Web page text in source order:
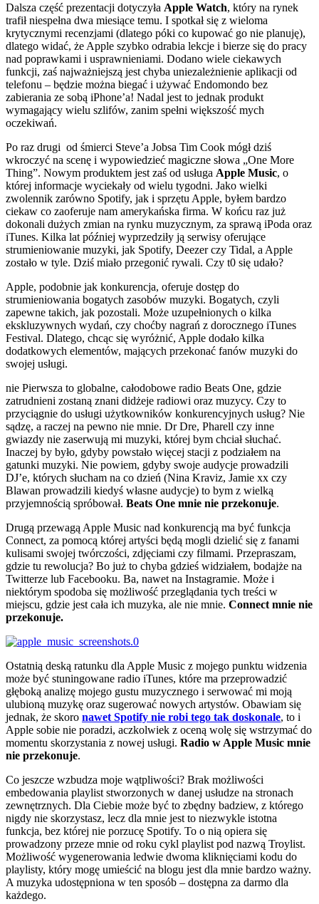
Dalsza część prezentacji dotyczyła Apple Watch, który na rynek
trafił niespełna dwa miesiące temu. I spotkał się z wieloma
krytycznymi recenzjami (dlatego póki co kupować go nie planuję),
dlatego widać, że Apple szybko odrabia lekcje i bierze się do pracy
nad poprawkami i usprawnieniami. Dodano wiele ciekawych
funkcji, zaś najważniejszą jest chyba uniezależnienie aplikacji od
telefonu – będzie można biegać i używać Endomondo bez
zabierania ze sobą iPhone’a! Nadal jest to jednak produkt
wymagający wielu szlifów, zanim spełni większość mych
oczekiwań.
Po raz drugi od śmierci Steve’a Jobsa Tim Cook mógł dziś
wkroczyć na scenę i wypowiedzieć magiczne słowa „One More
Thing”. Nowym produktem jest zaś od usługa Apple Music, o
której informacje wyciekały od wielu tygodni. Jako wielki
zwolennik zarówno Spotify, jak i sprzętu Apple, byłem bardzo
ciekaw co zaoferuje nam amerykańska firma. W końcu raz już
dokonali dużych zmian na rynku muzycznym, za sprawą iPoda oraz
iTunes. Kilka lat później wyprzedziły ją serwisy oferujące
strumieniowanie muzyki, jak Spotify, Deezer czy Tidal, a Apple
zostało w tyle. Dziś miało przegonić rywali. Czy t0 się udało?
Apple, podobnie jak konkurencja, oferuje dostęp do
strumieniowania bogatych zasobów muzyki. Bogatych, czyli
zapewne takich, jak pozostali. Może uzupełnionych o kilka
ekskluzywnych wydań, czy choćby nagrań z dorocznego iTunes
Festival. Dlatego, chcąc się wyróżnić, Apple dodało kilka
dodatkowych elementów, mających przekonać fanów muzyki do
swojej usługi.
nie Pierwsza to globalne, całodobowe radio Beats One, gdzie
zatrudnieni zostaną znani didżeje radiowi oraz muzycy. Czy to
przyciągnie do usługi użytkowników konkurencyjnych usług? Nie
sądzę, a raczej na pewno nie mnie. Dr Dre, Pharell czy inne
gwiazdy nie zaserwują mi muzyki, której bym chciał słuchać.
Inaczej by było, gdyby powstało więcej stacji z podziałem na
gatunki muzyki. Nie powiem, gdyby swoje audycje prowadzili
DJ’e, których słucham na co dzień (Nina Kraviz, Jamie xx czy
Blawan prowadzili kiedyś własne audycje) to bym z wielką
przyjemnością spróbował. Beats One mnie nie przekonuje.
Drugą przewagą Apple Music nad konkurencją ma być funkcja
Connect, za pomocą której artyści będą mogli dzielić się z fanami
kulisami swojej twórczości, zdjęciami czy filmami. Przepraszam,
gdzie tu rewolucja? Bo już to chyba gdzieś widziałem, bodajże na
Twitterze lub Facebooku. Ba, nawet na Instagramie. Może i
niektórym spodoba się możliwość przeglądania tych treści w
miejscu, gdzie jest cała ich muzyka, ale nie mnie. Connect mnie nie
przekonuje.
Ostatnią deską ratunku dla Apple Music z mojego punktu widzenia
może być stuningowane radio iTunes, które ma przeprowadzić
głęboką analizę mojego gustu muzycznego i serwować mi moją
ulubioną muzykę oraz sugerować nowych artystów. Obawiam się
jednak, że skoro nawet Spotify nie robi tego tak doskonale, to i
Apple sobie nie poradzi, aczkolwiek z oceną wolę się wstrzymać do
momentu skorzystania z nowej usługi. Radio w Apple Music mnie
nie przekonuje.
Co jeszcze wzbudza moje wątpliwości? Brak możliwości
embedowania playlist stworzonych w danej usłudze na stronach
zewnętrznych. Dla Ciebie może być to zbędny badziew, z którego
nigdy nie skorzystasz, lecz dla mnie jest to niezwykle istotna
funkcja, bez której nie porzucę Spotify. To o nią opiera się
prowadzony przeze mnie od roku cykl playlist pod nazwą Troylist.
Możliwość wygenerowania ledwie dwoma kliknięciami kodu do
playlisty, który mogę umieścić na blogu jest dla mnie bardzo ważny.
A muzyka udostępniona w ten sposób – dostępna za darmo dla
każdego.